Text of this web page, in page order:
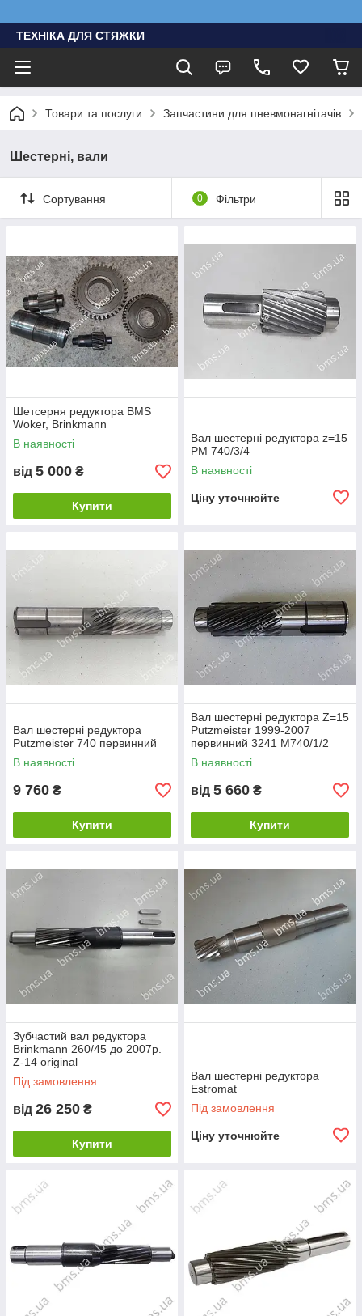
ТЕХНІКА ДЛЯ СТЯЖКИ
Товари та послуги Запчастини для пневмонагнітачів
Шестерні, вали
Сортування 0 Фільтри
Шетсерня редуктора BMS
Woker, Brinkmann
В наявності
від 5 000 ₴
Купити
Вал шестерні редуктора z=15
PM 740/3/4
В наявності
Ціну уточнюйте
Вал шестерні редуктора
Putzmeister 740 первинний
В наявності
9 760 ₴
Купити
Вал шестерні редуктора Z=15
Putzmeister 1999-2007
первинний 3241 М740/1/2
В наявності
від 5 660 ₴
Купити
Зубчастий вал редуктора
Brinkmann 260/45 до 2007р.
Z-14 original
Під замовлення
від 26 250 ₴
Купити
Вал шестерні редуктора
Estromat
Під замовлення
Ціну уточнюйте